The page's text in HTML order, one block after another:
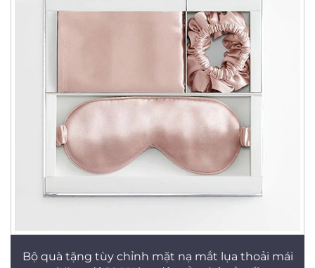
Bộ quà tặng tùy chỉnh mặt nạ mắt lụa thoải mái